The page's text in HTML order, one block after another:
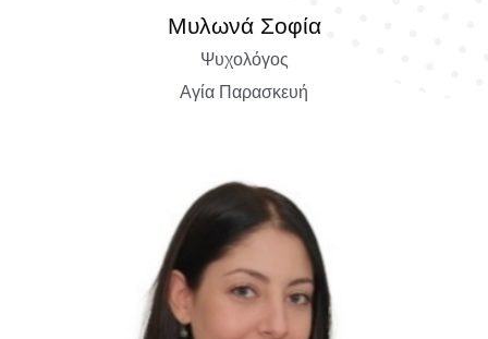
Μυλωνά Σοφία
Ψυχολόγος
Αγία Παρασκευή